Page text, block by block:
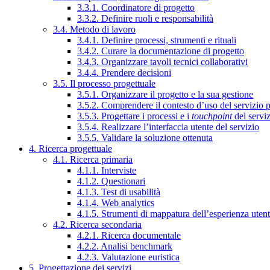
3.3.1. Coordinatore di progetto
3.3.2. Definire ruoli e responsabilità
3.4. Metodo di lavoro
3.4.1. Definire processi, strumenti e rituali
3.4.2. Curare la documentazione di progetto
3.4.3. Organizzare tavoli tecnici collaborativi
3.4.4. Prendere decisioni
3.5. Il processo progettuale
3.5.1. Organizzare il progetto e la sua gestione
3.5.2. Comprendere il contesto d’uso del servizio
3.5.3. Progettare i processi e i touchpointdel
3.5.4. Realizzare l’interfaccia utente del servizio
3.5.5. Validare la soluzione ottenuta
4. Ricerca progettuale
4.1. Ricerca primaria
4.1.1. Interviste
4.1.2. Questionari
4.1.3. Test di usabilità
4.1.4. Web analytics
4.1.5. Strumenti di mappatura dell’esperienza
4.2. Ricerca secondaria
4.2.1. Ricerca documentale
4.2.2. Analisi benchmark
4.2.3. Valutazione euristica
5. Progettazione dei servizi